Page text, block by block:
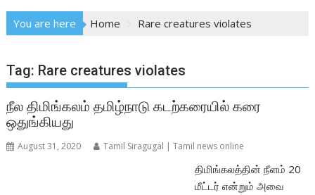
You are here Home Rare creatures violates
Tag: Rare creatures violates
நீல திமிங்கலம் தமிழ்நாடு கடற்கரையில் கரை
ஒதுங்கியது
August 31, 2020 Tamil Siragugal | Tamil news online
திமிங்கலத்தின் நீளம் 20
மீட்டர் என்றும் அவை